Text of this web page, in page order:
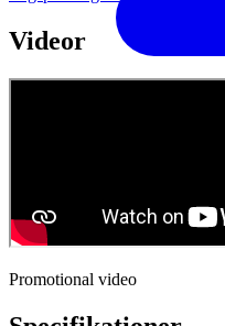
Videor
Promotional video